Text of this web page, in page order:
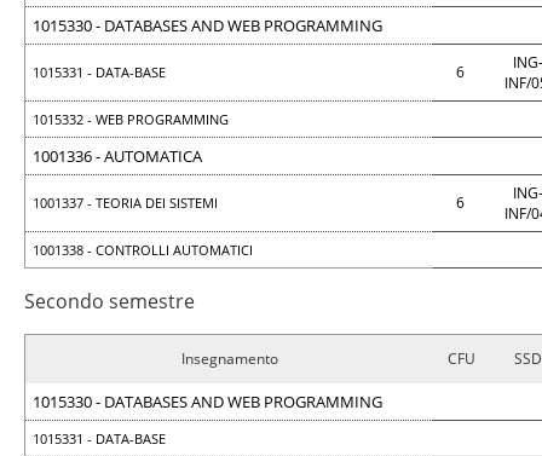
1015330 - DATABASES AND WEB PROGRAMMING
1015331 - DATA-BASE 6
ING-
INF/
1015332 - WEB PROGRAMMING
1001336 - AUTOMATICA
1001337 - TEORIA DEI SISTEMI 6
ING-
INF/
1001338 - CONTROLLI AUTOMATICI
Secondo semestre
Insegnamento CFU SSD
1015330 - DATABASES AND WEB PROGRAMMING
1015331 - DATA-BASE